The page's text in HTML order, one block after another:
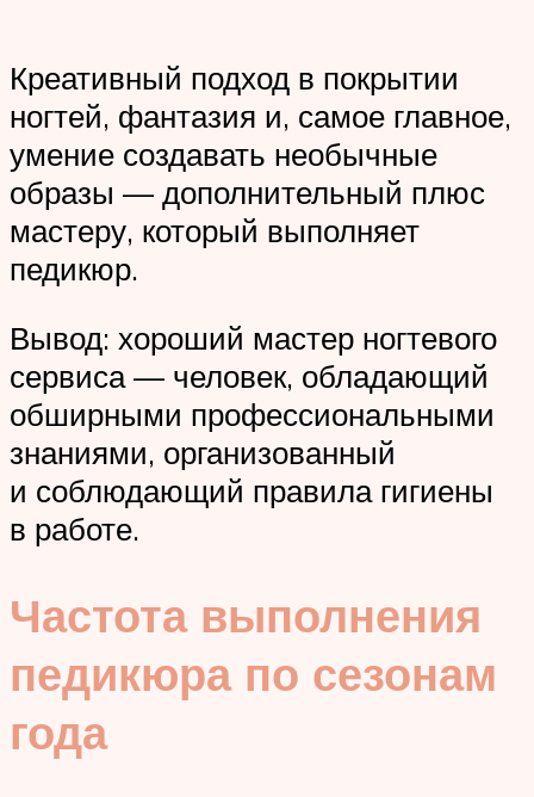
Креативный подход в покрытии
ногтей, фантазия и, самое главное,
умение создавать необычные
образы — дополнительный плюс
мастеру, который выполняет
педикюр.
Вывод: хороший мастер ногтевого
сервиса — человек, обладающий
обширными профессиональными
знаниями, организованный
и соблюдающий правила гигиены
в работе.
Частота выполнения
педикюра по сезонам
года